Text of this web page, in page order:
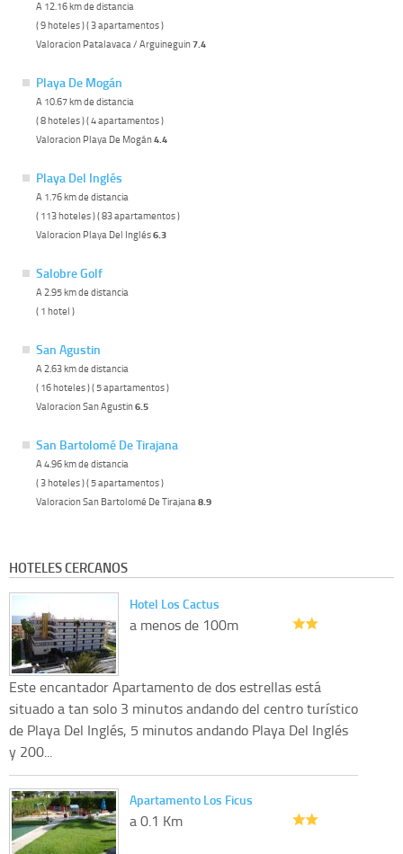
A 12.16 km de distancia
( 9 hoteles ) ( 3 apartamentos )
Valoracion Patalavaca / Arguineguin7.4
Playa De Mogán
A 10.67 km de distancia
( 8 hoteles ) ( 4 apartamentos )
Valoracion Playa De Mogán4.4
Playa Del Inglés
A 1.76 km de distancia
( 113 hoteles ) ( 83 apartamentos )
Valoracion Playa Del Inglés6.3
Salobre Golf
A 2.95 km de distancia
( 1 hotel )
San Agustin
A 2.63 km de distancia
( 16 hoteles ) ( 5 apartamentos )
Valoracion San Agustin6.5
San Bartolomé De Tirajana
A 4.96 km de distancia
( 3 hoteles ) ( 5 apartamentos )
Valoracion San Bartolomé De Tirajana8.9
HOTELES CERCANOS
Hotel Los Cactus
a menos de 100m
Este encantador Apartamento de dos estrellas está
situado a tan solo 3 minutos andando del centro turístico
de Playa Del Inglés, 5 minutos andando Playa Del Inglés
y 200...
Apartamento Los Ficus
a 0.1 Km